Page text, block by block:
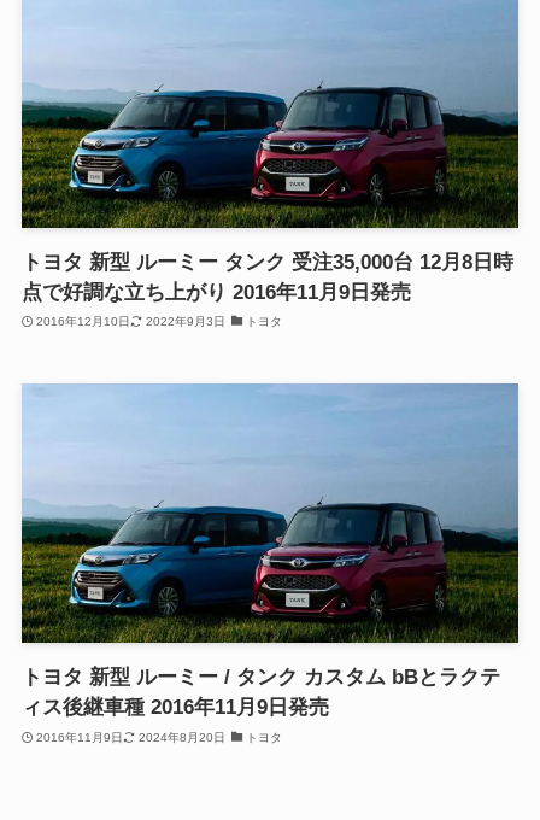
トヨタ 新型 ルーミー タンク 受注35,000台 12月8日時
点で好調な立ち上がり 2016年11月9日発売
2016年12月10日 2022年9月3日 トヨタ
トヨタ 新型 ルーミー / タンク カスタム bBとラクテ
ィス後継車種 2016年11月9日発売
2016年11月9日 2024年8月20日 トヨタ